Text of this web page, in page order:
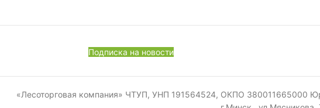
Подписка на новости
«Лесоторговая компания» ЧТУП, УНП 191564524, ОКПО 380011665000